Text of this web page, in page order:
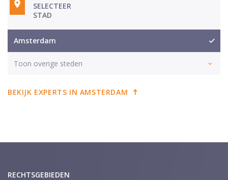
SELECTEER
STAD
Amsterdam
Toon overige steden
BEKIJK EXPERTS IN AMSTERDAM
RECHTSGEBIEDEN